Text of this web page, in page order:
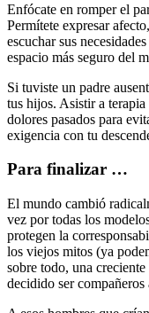
Enfócate en romper el
Permítete expresar
escuchar sus
espacio más seguro del
Si tuviste un padre
tus hijos. Asistir a
dolores pasados para
exigencia con tu
Para finalizar …
El mundo cambió
vez por todas los
protegen la
los viejos mitos (ya
sobre todo, una
decidido ser